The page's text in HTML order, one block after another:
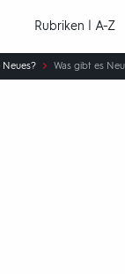
Rubriken | A-Z
Neues? Was gibt es